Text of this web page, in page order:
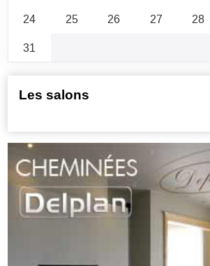
24
25 26 27 28
31
Les salons